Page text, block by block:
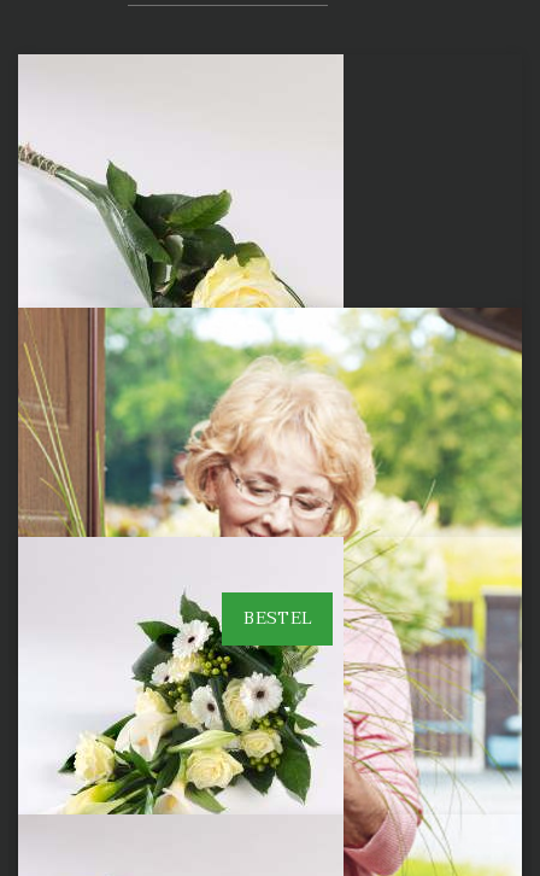
Roos lux afgewerkt
€ 12
Roos liggend op blad.
BESTEL